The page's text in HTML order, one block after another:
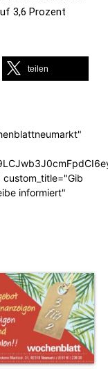
3,6 Prozent
teilen
informiert"